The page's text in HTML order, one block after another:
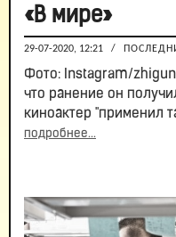
«В мире»
29-07-2020, 12:21 /
Фото: Instagram/
что ранение он
киноактер "применил
подробнее...